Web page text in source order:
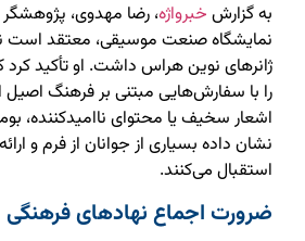
به گزارش خبرواژه، رضا مهدوی،
نمایشگاه صنعت موسیقی، معتقد است
ژانرهای نوین هراس داشت. او تأکید کرد
را با سفارش‌هایی مبتنی بر فرهنگ اصیل
اشعار سخیف یا محتوای ناامیدکننده،
نشان داده بسیاری از جوانان از فرم و
استقبال می‌کنند.
ضرورت اجماع نهادهای فرهنگی